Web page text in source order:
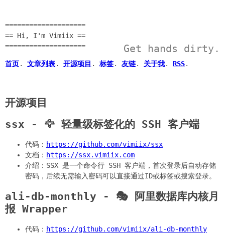
====================
== Hi, I'm Vimiix ==
====================
Get hands dirty.
首页. 文章列表. 开源项目 . 标签. 友链. 关于我. RSS.
开源项目
ssx - 🦅 轻量级标签化的 SSH 客户端
代码： https://github.com/vimiix/ssx
文档： https://ssx.vimiix.com
介绍：SSX 是一个命令行 SSH 客户端，首次登录后自动存储
密码，后续无需输入密码可以直接通过ID或标签或搜索登录。
ali-db-monthly - 🎭 阿里数据库内核月
报 Wrapper
代码： https://github.com/vimiix/ali-db-monthly